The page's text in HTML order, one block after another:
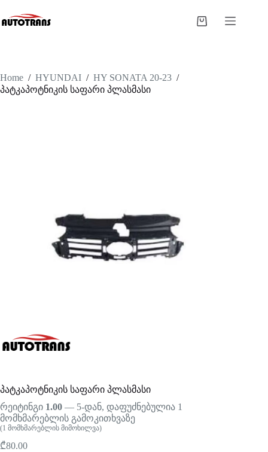
Home / HYUNDAI / HY SONATA 20-23 /
პატკაპოტნიკის საფარი პლასმასი
პატკაპოტნიკის საფარი პლასმასი
რეიტინგი 1.00 — 5-დან, დაფუძნებულია 1
მომხმარებლის გამოკითხვაზე
(1 მომხმარებლის მიმოხილვა)
₾80.00